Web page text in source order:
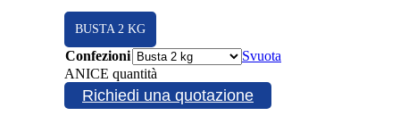
BUSTA 2 KG
Confezioni
Svuota
ANICE quantità
Richiedi una quotazione